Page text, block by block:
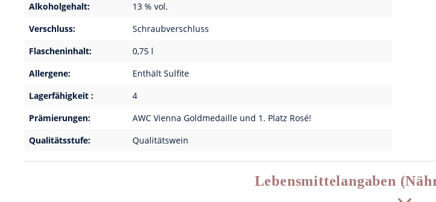
Alkoholgehalt:
13 % vol.
Verschluss:
Schraubverschluss
Flascheninhalt:
0,75 l
Allergene:
Enthält Sulfite
Lagerfähigkeit :
4
Prämierungen:
AWC Vienna Goldmedaille und 1. Platz Rosé!
Qualitätsstufe:
Qualitätswein
Lebensmittelangaben